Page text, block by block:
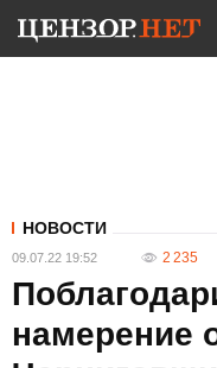
НОВОСТИ
09.07.22 19:52 2 235
намерение